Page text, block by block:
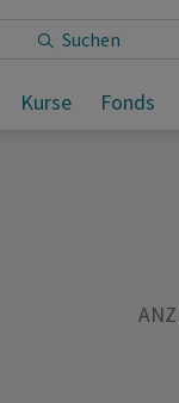
Kurse Fonds
Zahlen